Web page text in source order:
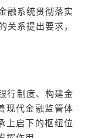
融系统贯彻落实
关系提出要求，
行制度、构建金
现代金融监管体
上启下的枢纽位